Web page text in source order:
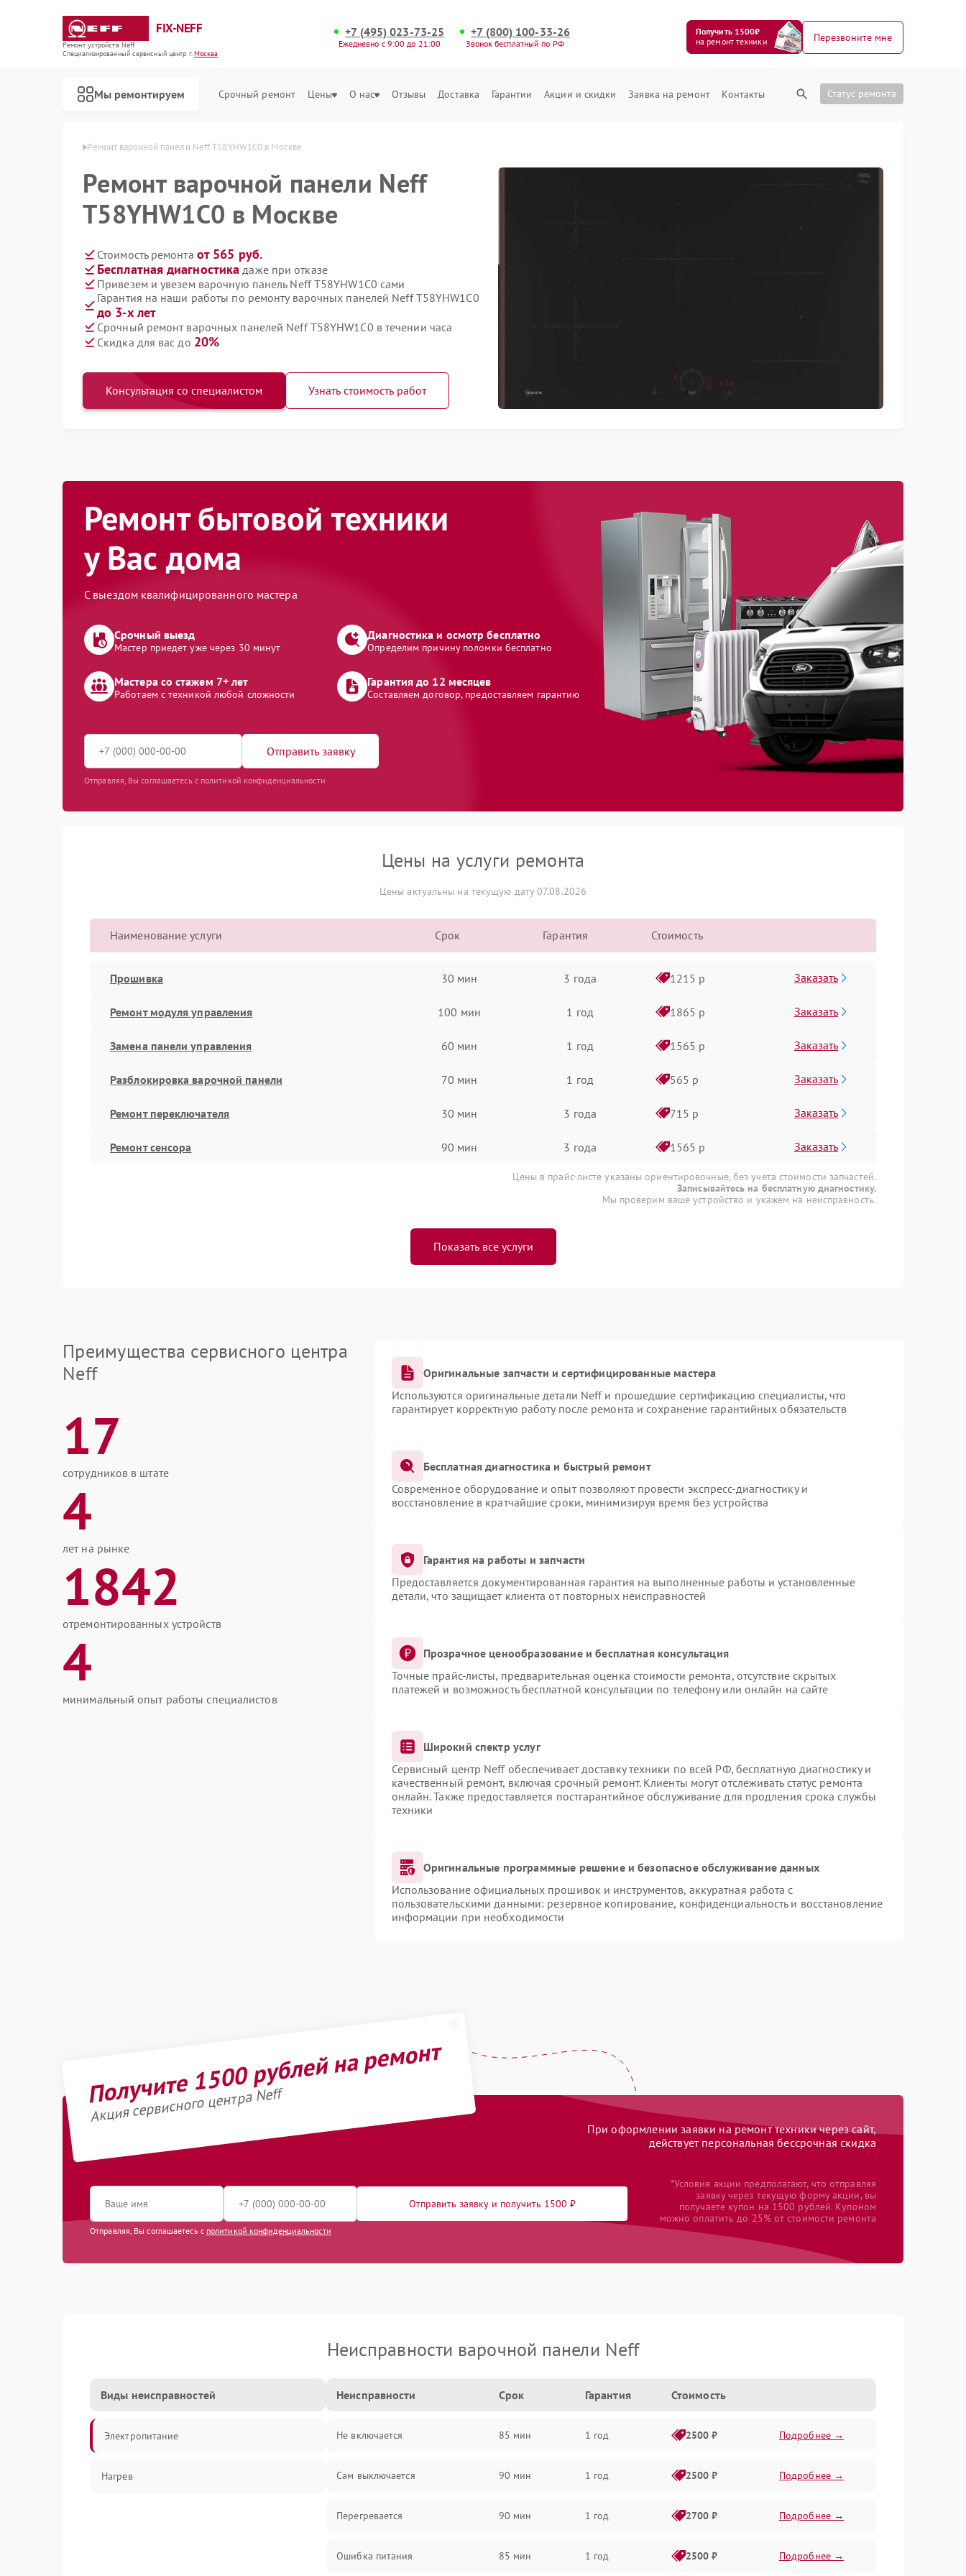
FIX-NEFF
Ремонт устройств Neff
Специализированный cервисный центр г.Москва
+7 (495) 023-73-25
Ежедневно с 9:00 до 21:00
+7 (800) 100-33-26
Звонок бесплатный по РФ
Получить 1500₽
на ремонт техники
Перезвоните мне
Мы ремонтируем Срочный ремонт Цены О нас Отзывы Доставка Гарантии Акции и скидки Заявка на ремонт Контакты Статус ремонта
Neff в Москве Ремонт варочной панели Neff T58YHW1C0 в Москве
Ремонт варочной панели Neff
T58YHW1C0 в Москве
Стоимость ремонта от 565 руб.
Бесплатная диагностика даже при отказе
Привезем и увезем варочную панель Neff T58YHW1C0 сами
Гарантия на наши работы по ремонту варочных панелей Neff T58YHW1C0
до 3-х лет
Срочный ремонт варочных панелей Neff T58YHW1C0 в течении часа
Скидка для вас до 20%
Консультация со специалистом Узнать стоимость работ
Ремонт бытовой техники
у Вас дома
С выездом квалифицированного мастера
Срочный выезд
Мастер приедет уже через 30 минут
Диагностика и осмотр бесплатно
Определим причину поломки бесплатно
Мастера со стажем 7+ лет
Работаем с техникой любой сложности
Гарантия до 12 месяцев
Составляем договор, предоставляем гарантию
Отправить заявку
Отправляя, Вы соглашаетесь с политикой конфиденциальности
Цены на услуги ремонта
Цены актуальны на текущую дату 07.08.2026
Наименование услуги Срок Гарантия Стоимость
Прошивка 30 мин 3 года 1215 р Заказать
Ремонт модуля управления 100 мин 1 год 1865 р Заказать
Замена панели управления 60 мин 1 год 1565 р Заказать
Разблокировка варочной панели 70 мин 1 год 565 р Заказать
Ремонт переключателя 30 мин 3 года 715 р Заказать
Ремонт сенсора 90 мин 3 года 1565 р Заказать
Цены в прайс-листе указаны ориентировочные, без учета стоимости запчастей.
Записывайтесь на бесплатную диагностику.
Мы проверим ваше устройство и укажем на неисправность.
Показать все услуги
Преимущества сервисного центра
Neff
17
сотрудников в штате
4
лет на рынке
1842
отремонтированных устройств
4
минимальный опыт работы специалистов
Оригинальные запчасти и сертифицированные мастера
Используются оригинальные детали Neff и прошедшие сертификацию специалисты, что
гарантирует корректную работу после ремонта и сохранение гарантийных обязательств
Бесплатная диагностика и быстрый ремонт
Современное оборудование и опыт позволяют провести экспресс-диагностику и
восстановление в кратчайшие сроки, минимизируя время без устройства
Гарантия на работы и запчасти
Предоставляется документированная гарантия на выполненные работы и установленные
детали, что защищает клиента от повторных неисправностей
Прозрачное ценообразование и бесплатная консультация
Точные прайс-листы, предварительная оценка стоимости ремонта, отсутствие скрытых
платежей и возможность бесплатной консультации по телефону или онлайн на сайте
Широкий спектр услуг
Сервисный центр Neff обеспечивает доставку техники по всей РФ, бесплатную диагностику и
качественный ремонт, включая срочный ремонт. Клиенты могут отслеживать статус ремонта
онлайн. Также предоставляется постгарантийное обслуживание для продления срока службы
техники
Оригинальные программные решение и безопасное обслуживание данных
Использование официальных прошивок и инструментов, аккуратная работа с
пользовательскими данными: резервное копирование, конфиденциальность и восстановление
информации при необходимости
Получите 1500 рублей на ремонт
Акция сервисного центра Neff
При оформлении заявки на ремонт техники через сайт,
действует персональная бессрочная скидка
Отправить заявку и получить 1500 ₽
Отправляя, Вы соглашаетесь с политикой конфиденциальности
*Условия акции предполагают, что отправляя
заявку через текущую форму акции, вы
получаете купон на 1500 рублей. Купоном
можно оплатить до 25% от стоимости ремонта
Неисправности варочной панели Neff
Виды неисправностей
Электропитание
Нагрев
Неисправности Срок Гарантия Стоимость
Не включается 85 мин 1 год 2500 ₽ Подробнее →
Сам выключается 90 мин 1 год 2500 ₽ Подробнее →
Перегревается 90 мин 1 год 2700 ₽ Подробнее →
Ошибка питания 85 мин 1 год 2500 ₽ Подробнее →